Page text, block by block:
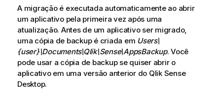
i
v
a
A migração é executada automaticamente ao abrir
um aplicativo pela primeira vez após uma
atualização. Antes de um aplicativo ser migrado,
uma cópia de backup é criada em Users\
{user}\Documents\Qlik\Sense\AppsBackup. Você
pode usar a cópia de backup se quiser abrir o
aplicativo em uma versão anterior do Qlik Sense
Desktop.